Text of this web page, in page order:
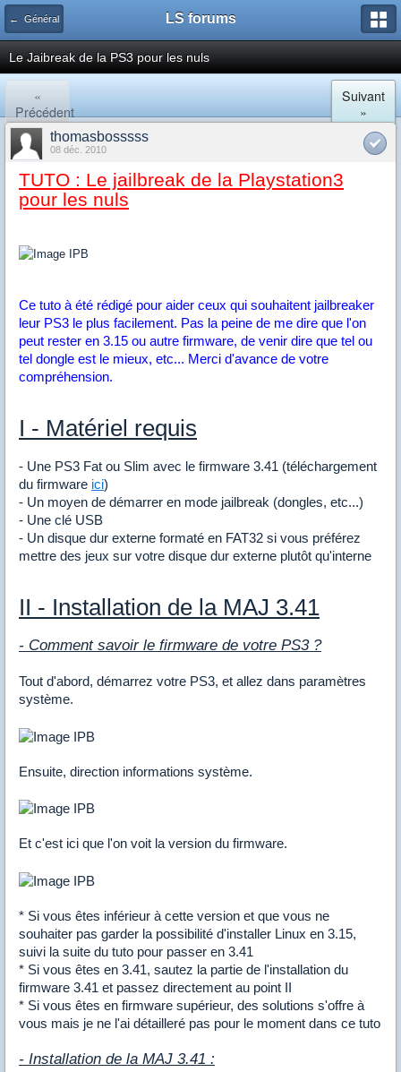
← Général LS forums
Le Jaibreak de la PS3 pour les nuls
«
Précédent
Suivant
»
thomasbosssss
08 déc. 2010
TUTO : Le jailbreak de la Playstation3
pour les nuls
Ce tuto à été rédigé pour aider ceux qui souhaitent jailbreaker
leur PS3 le plus facilement. Pas la peine de me dire que l'on
peut rester en 3.15 ou autre firmware, de venir dire que tel ou
tel dongle est le mieux, etc... Merci d'avance de votre
compréhension.
I - Matériel requis
- Une PS3 Fat ou Slim avec le firmware 3.41 (téléchargement
du firmware ici)
- Un moyen de démarrer en mode jailbreak (dongles, etc...)
- Une clé USB
- Un disque dur externe formaté en FAT32 si vous préférez
mettre des jeux sur votre disque dur externe plutôt qu'interne
II - Installation de la MAJ 3.41
- Comment savoir le firmware de votre PS3 ?
Tout d'abord, démarrez votre PS3, et allez dans paramètres
système.
Ensuite, direction informations système.
Et c'est ici que l'on voit la version du firmware.
* Si vous êtes inférieur à cette version et que vous ne
souhaiter pas garder la possibilité d'installer Linux en 3.15,
suivi la suite du tuto pour passer en 3.41
* Si vous êtes en 3.41, sautez la partie de l'installation du
firmware 3.41 et passez directement au point II
* Si vous êtes en firmware supérieur, des solutions s'offre à
vous mais je ne l'ai détailleré pas pour le moment dans ce tuto
- Installation de la MAJ 3.41 :